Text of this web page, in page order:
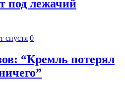
под лежачий
спустя 0
“Кремль потерял